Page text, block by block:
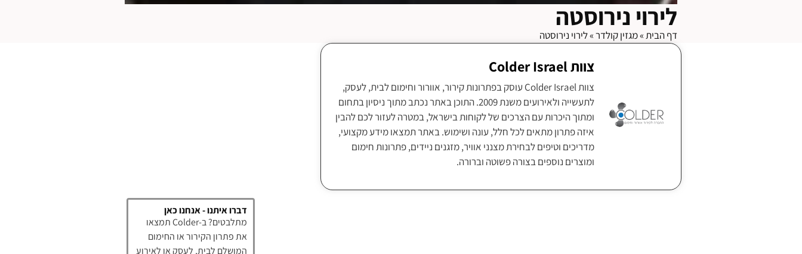
לירוי נירוסטה
דף הבית»מגזין קולדר»לירוי נירוסטה
צוות Colder Israel
צוות Colder Israel עוסק בפתרונות קירור, אוורור וחימום לבית, לעסק,
לתעשייה ולאירועים משנת 2009. התוכן באתר נכתב מתוך ניסיון בתחום
ומתוך היכרות עם הצרכים של לקוחות בישראל, במטרה לעזור לכם להבין
איזה פתרון מתאים לכל חלל, עונה ושימוש. באתר תמצאו מידע מקצועי,
מדריכים וטיפים לבחירת מצנני אוויר, מזגנים ניידים, פתרונות חימום
ומוצרים נוספים בצורה פשוטה וברורה.
דברו איתנו - אנחנו כאן
מתלבטים? ב-Colder תמצאו
את פתרון הקירור או החימום
המושלם לבית, לעסק או לאירוע